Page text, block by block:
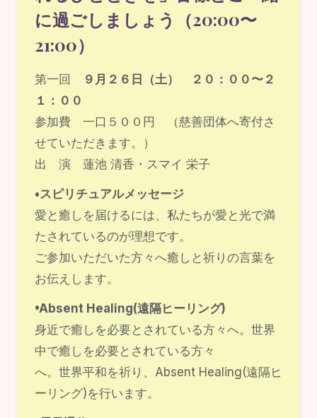
に過ごしましょう（20:00〜
21:00）
第一回
９月２６日（土） ２０：００〜２
１：００
参加費 一口５００円 （慈善団体へ寄付さ
せていただきます。）
出 演 蓮池 清香・スマイ 栄子
•スピリチュアルメッセージ
愛と癒しを届けるには、私たちが愛と光で満
たされているのが理想です。
ご参加いただいた方々へ癒しと祈りの言葉を
お伝えします。
•Absent Healing(遠隔ヒーリング)
身近で癒しを必要とされている方々へ。世界
中で癒しを必要とされている方々
へ。世界平和を祈り、Absent Healing(遠隔ヒ
ーリング)を行います。